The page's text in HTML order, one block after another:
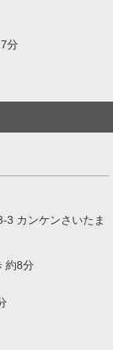
分
3 カンケンさいたま
約8分